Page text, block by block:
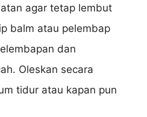
agar tetap lembut
balm atau pelembap
dan
Oleskan secara
tidur atau kapan pun